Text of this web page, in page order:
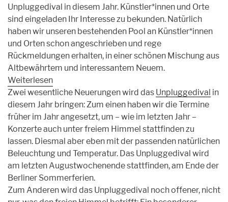
Unpluggedival in diesem Jahr. Künstler*innen und Orte
sind eingeladen Ihr Interesse zu bekunden. Natürlich
haben wir unseren bestehenden Pool an Künstler*innen
und Orten schon angeschrieben und rege
Rückmeldungen erhalten, in einer schönen Mischung aus
Altbewährtem und interessantem Neuem.
Weiterlesen:
Unpluggedival
2023
–
Open!
Zwei wesentliche Neuerungen wird das Unpluggedival in
diesem Jahr bringen: Zum einen haben wir die Termine
früher im Jahr angesetzt, um – wie im letzten Jahr –
Konzerte auch unter freiem Himmel stattfinden zu
lassen. Diesmal aber eben mit der passenden natürlichen
Beleuchtung und Temperatur. Das Unpluggedival wird
am letzten Augustwochenende stattfinden, am Ende der
Berliner Sommerferien.
Zum Anderen wird das Unpluggedival noch offener, nicht